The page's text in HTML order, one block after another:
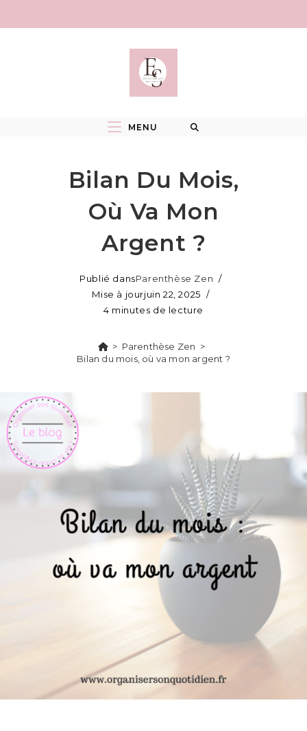
MENU
Bilan Du Mois,
Où Va Mon
Argent ?
Publié dansParenthèse Zen
Mise à jourjuin 22, 2025
4 minutes de lecture
> Parenthèse Zen >
Bilan du mois, où va mon argent ?